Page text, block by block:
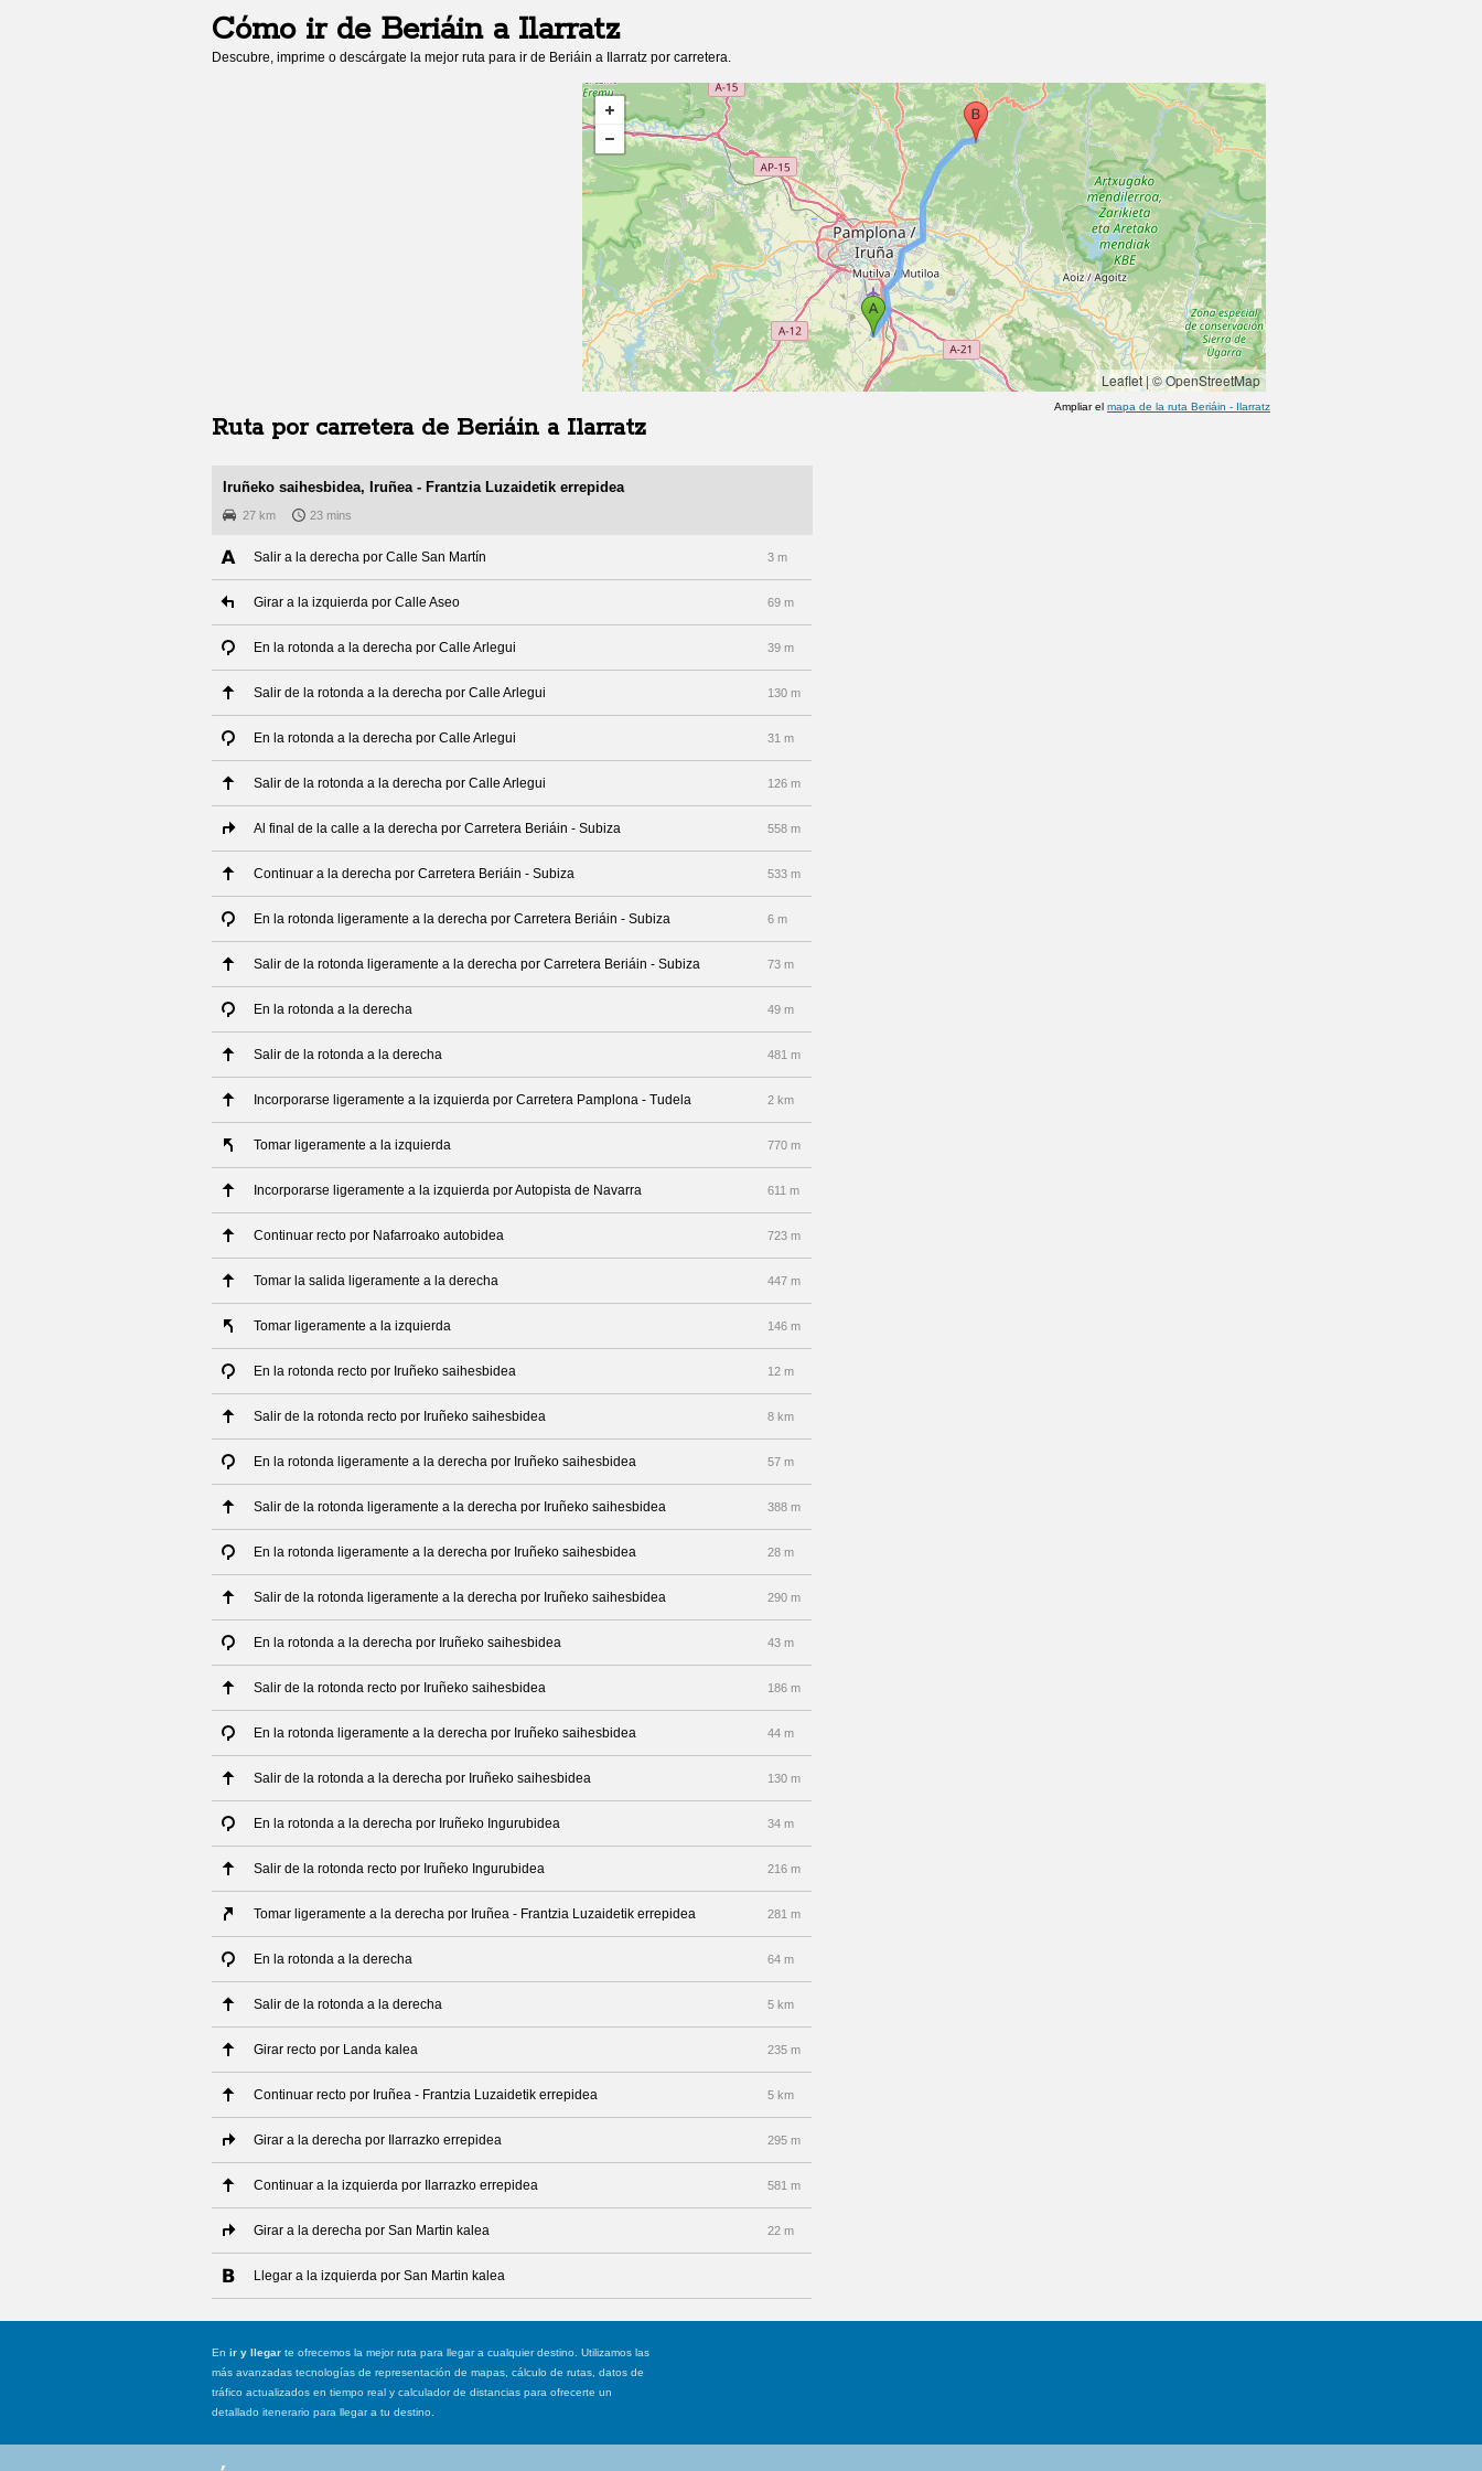
Cómo ir de Beriáina Ilarratz
Descubre, imprime o descárgate la mejor ruta para ir de Beriáin a Ilarratz por carretera.
Leaflet|© OpenStreetMap
Ampliar el mapa de la ruta Beriáin - Ilarratz
Ruta por carretera de Beriáin a Ilarratz
Iruñeko saihesbidea, Iruñea - Frantzia Luzaidetik errepidea
27 km 23 mins
Salir a la derecha por Calle San Martín 3 m
Girar a la izquierda por Calle Aseo 69 m
En la rotonda a la derecha por Calle Arlegui 39 m
Salir de la rotonda a la derecha por Calle Arlegui 130 m
En la rotonda a la derecha por Calle Arlegui 31 m
Salir de la rotonda a la derecha por Calle Arlegui 126 m
Al final de la calle a la derecha por Carretera Beriáin - Subiza 558 m
Continuar a la derecha por Carretera Beriáin - Subiza 533 m
En la rotonda ligeramente a la derecha por Carretera Beriáin - Subiza 6 m
Salir de la rotonda ligeramente a la derecha por Carretera Beriáin - Subiza 73 m
En la rotonda a la derecha 49 m
Salir de la rotonda a la derecha 481 m
Incorporarse ligeramente a la izquierda por Carretera Pamplona - Tudela 2 km
Tomar ligeramente a la izquierda 770 m
Incorporarse ligeramente a la izquierda por Autopista de Navarra 611 m
Continuar recto por Nafarroako autobidea 723 m
Tomar la salida ligeramente a la derecha 447 m
Tomar ligeramente a la izquierda 146 m
En la rotonda recto por Iruñeko saihesbidea 12 m
Salir de la rotonda recto por Iruñeko saihesbidea 8 km
En la rotonda ligeramente a la derecha por Iruñeko saihesbidea 57 m
Salir de la rotonda ligeramente a la derecha por Iruñeko saihesbidea 388 m
En la rotonda ligeramente a la derecha por Iruñeko saihesbidea 28 m
Salir de la rotonda ligeramente a la derecha por Iruñeko saihesbidea 290 m
En la rotonda a la derecha por Iruñeko saihesbidea 43 m
Salir de la rotonda recto por Iruñeko saihesbidea 186 m
En la rotonda ligeramente a la derecha por Iruñeko saihesbidea 44 m
Salir de la rotonda a la derecha por Iruñeko saihesbidea 130 m
En la rotonda a la derecha por Iruñeko Ingurubidea 34 m
Salir de la rotonda recto por Iruñeko Ingurubidea 216 m
Tomar ligeramente a la derecha por Iruñea - Frantzia Luzaidetik errepidea 281 m
En la rotonda a la derecha 64 m
Salir de la rotonda a la derecha 5 km
Girar recto por Landa kalea 235 m
Continuar recto por Iruñea - Frantzia Luzaidetik errepidea 5 km
Girar a la derecha por Ilarrazko errepidea 295 m
Continuar a la izquierda por Ilarrazko errepidea 581 m
Girar a la derecha por San Martin kalea 22 m
Llegar a la izquierda por San Martin kalea
En ir y llegar te ofrecemos la mejor ruta para llegar a cualquier destino. Utilizamos las
más avanzadas tecnologías de representación de mapas, cálculo de rutas, datos de
tráfico actualizados en tiempo real y calculador de distancias para ofrecerte un
detallado itenerario para llegar a tu destino.